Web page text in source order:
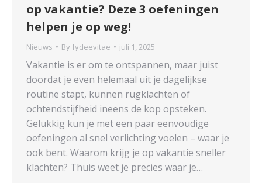
op vakantie? Deze 3 oefeningen
helpen je op weg!
Nieuws By fydeevitae juli 1, 2025
Vakantie is er om te ontspannen, maar juist
doordat je even helemaal uit je dagelijkse
routine stapt, kunnen rugklachten of
ochtendstijfheid ineens de kop opsteken.
Gelukkig kun je met een paar eenvoudige
oefeningen al snel verlichting voelen – waar je
ook bent. Waarom krijg je op vakantie sneller
klachten? Thuis weet je precies waar je…